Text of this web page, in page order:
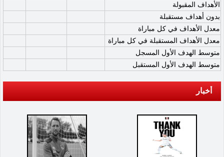
الأهداف المقبولة
بدون أهداف مستقبلة
معدل الأهداف في كل مباراة
معدل الأهداف المستقبلة في كل مباراة
متوسط الهدف الأول المسجل
متوسط الهدف الأول المستقبل
أخبار